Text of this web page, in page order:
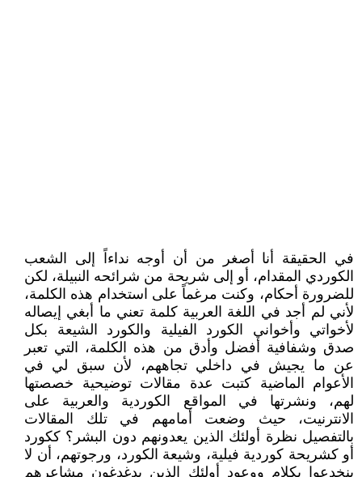
في الحقيقة أنا أصغر من أن أوجه نداءاً إلى الشعب
الكوردي المقدام، أو إلى شريحة من شرائحه النبيلة، لكن
للضرورة أحكام، وكنت مرغماً على استخدام هذه الكلمة،
لأني لم أجد في اللغة العربية كلمة تعني ما أبغي إيصاله
لأخواتي وأخواني الكورد الفيلية والكورد الشيعة بكل
صدق وشفافية أفضل وأدق من هذه الكلمة، التي تعبر
عن ما يجيش في داخلي تجاههم، لأن سبق لي في
الأعوام الماضية كتبت عدة مقالات توضيحية خصصتها
لهم، ونشرتها في المواقع الكوردية والعربية على
الانترنيت، حيث وضعت أمامهم في تلك المقالات
بالتفصيل نظرة أولئك الذين يعدونهم دون البشر؟ ككورد
أو كشريحة كوردية فيلية، وشيعة الكورد، ورجوتهم، أن لا
ينخدعوا بكلام ووعود أولئك الذين يدغدغون مشاعرهم